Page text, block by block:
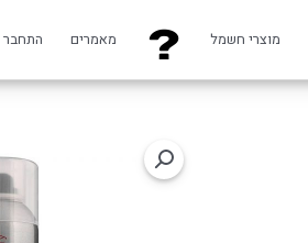
מוצרי חשמל מאמרים התחבר